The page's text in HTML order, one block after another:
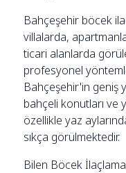
Bahçeşehir böcek
villalarda,
ticari alanlarda
profesyonel
Bahçeşehir'in geniş
bahçeli konutları ve
özellikle yaz
sıkça görülmektedir.
Bilen Böcek